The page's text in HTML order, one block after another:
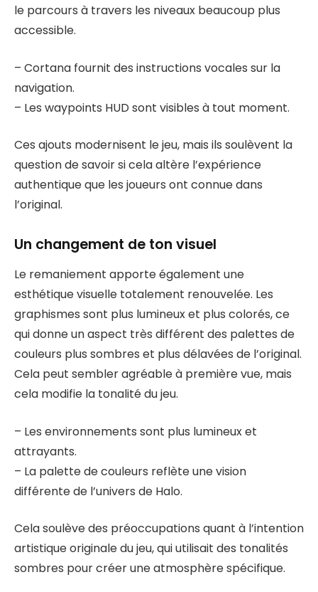
le parcours à travers les niveaux beaucoup plus
accessible.
– Cortana fournit des instructions vocales sur la
navigation.
– Les waypoints HUD sont visibles à tout moment.
Ces ajouts modernisent le jeu, mais ils soulèvent la
question de savoir si cela altère l’expérience
authentique que les joueurs ont connue dans
l’original.
Un changement de ton visuel
Le remaniement apporte également une
esthétique visuelle totalement renouvelée. Les
graphismes sont plus lumineux et plus colorés, ce
qui donne un aspect très différent des palettes de
couleurs plus sombres et plus délavées de l’original.
Cela peut sembler agréable à première vue, mais
cela modifie la tonalité du jeu.
– Les environnements sont plus lumineux et
attrayants.
– La palette de couleurs reflète une vision
différente de l’univers de Halo.
Cela soulève des préoccupations quant à l’intention
artistique originale du jeu, qui utilisait des tonalités
sombres pour créer une atmosphère spécifique.